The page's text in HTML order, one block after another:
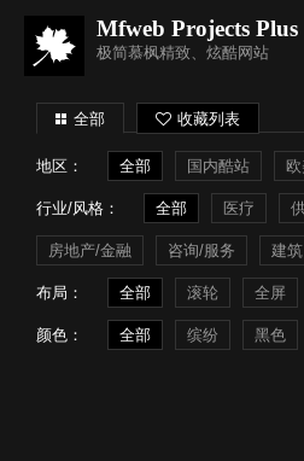
Mfweb Projects Plus
极简慕枫精致、炫酷网站
全部 收藏列表
地区： 全部 国内酷站
行业/风格： 全部 医疗
房地产/金融 咨询/服务 建筑
布局： 全部 滚轮 全屏
颜色： 全部 缤纷 黑色